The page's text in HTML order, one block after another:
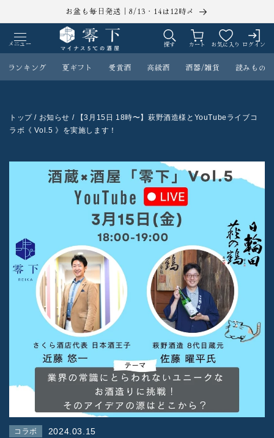
進む
お盆も毎日発送｜8/13・14は12時〆
メニュー 探す カート
カ
ー
ト
お気に入り ログイン
ロ
グ
イ
ン
ランキング 夏ギフト 受賞酒 高級酒 酒器/雑貨 読みもの
トップ/ お知らせ / 【3月15日 18時〜】萩野酒造様とYouTubeライブコ
ラボ《 Vol.5 》を実施します！
コラボ 2024.03.15